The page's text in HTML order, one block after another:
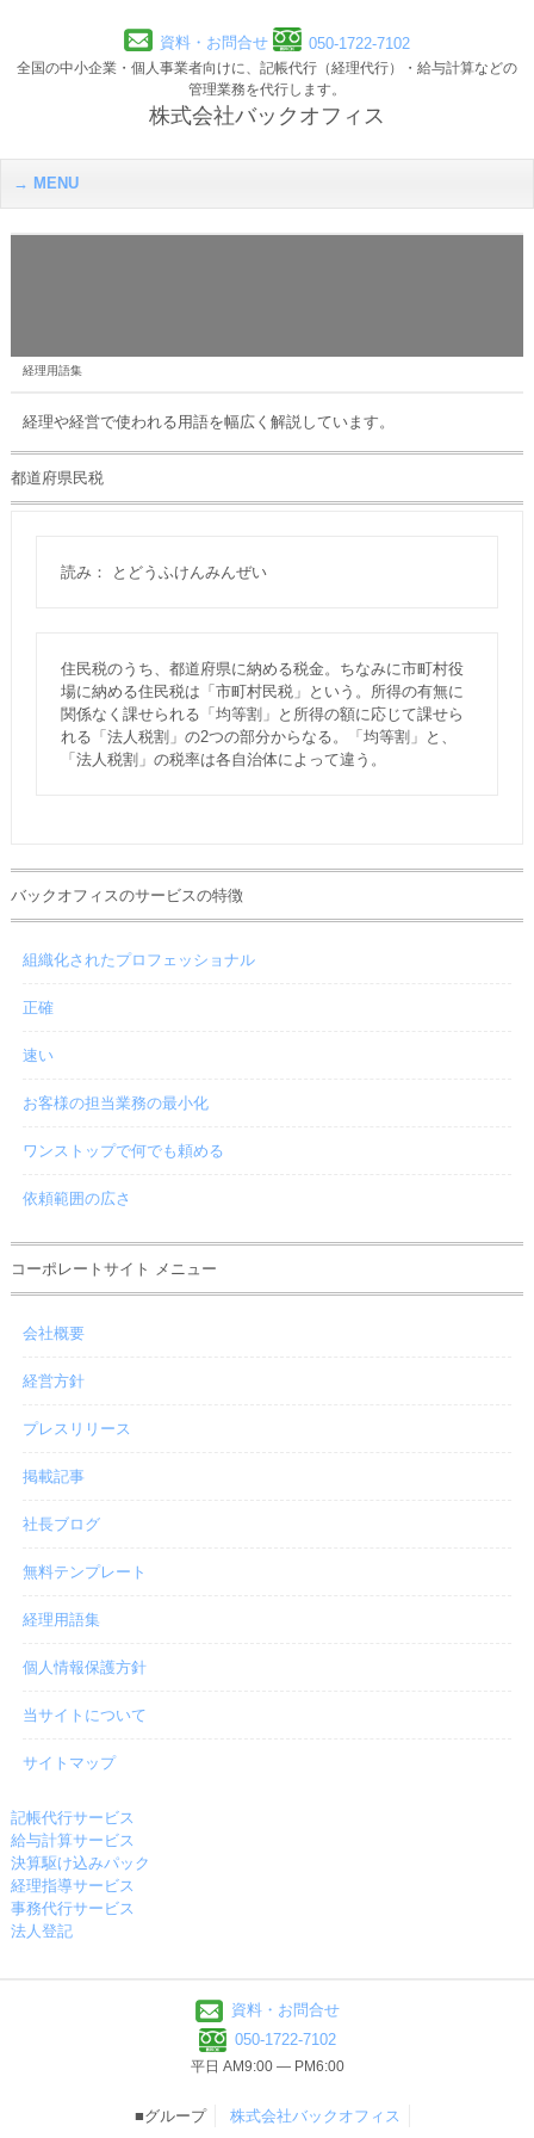
資料・お問合せ 050-1722-7102
全国の中小企業・個人事業者向けに、記帳代行（経理代行）・給与計算などの
管理業務を代行します。
株式会社バックオフィス
MENU
経理用語集
経理や経営で使われる用語を幅広く解説しています。
都道府県民税
読み： とどうふけんみんぜい
住民税のうち、都道府県に納める税金。ちなみに市町村役
場に納める住民税は「市町村民税」という。所得の有無に
関係なく課せられる「均等割」と所得の額に応じて課せら
れる「法人税割」の2つの部分からなる。「均等割」と、
「法人税割」の税率は各自治体によって違う。
バックオフィスのサービスの特徴
組織化されたプロフェッショナル
正確
速い
お客様の担当業務の最小化
ワンストップで何でも頼める
依頼範囲の広さ
コーポレートサイト メニュー
会社概要
経営方針
プレスリリース
掲載記事
社長ブログ
無料テンプレート
経理用語集
個人情報保護方針
当サイトについて
サイトマップ
記帳代行サービス
給与計算サービス
決算駆け込みパック
経理指導サービス
事務代行サービス
法人登記
資料・お問合せ
050-1722-7102
平日 AM9:00 ― PM6:00
■グループ 株式会社バックオフィス